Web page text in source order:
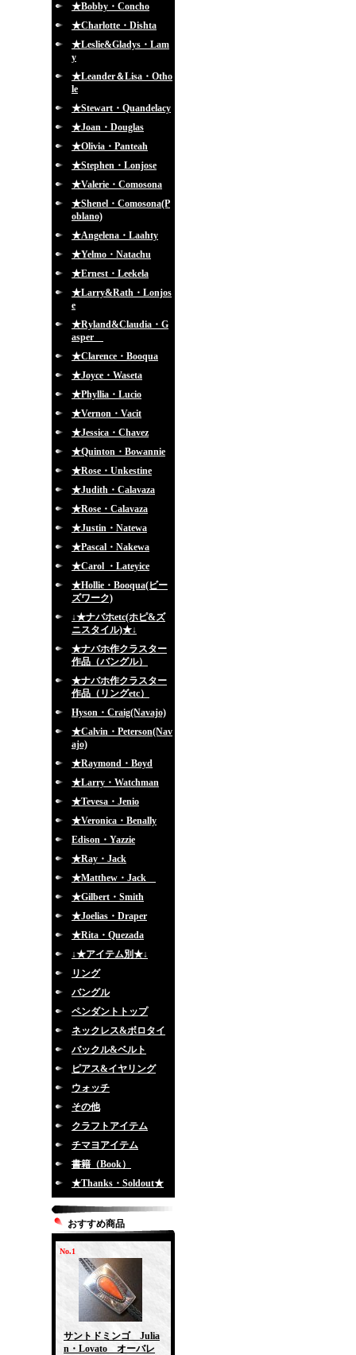
★Bobby・Concho
★Charlotte・Dishta
★Leslie&Gladys・Lam
y
★Leander＆Lisa・Otho
le
★Stewart・Quandelacy
★Joan・Douglas
★Olivia・Panteah
★Stephen・Lonjose
★Valerie・Comosona
★Shenel・Comosona(P
oblano)
★Angelena・Laahty
★Yelmo・Natachu
★Ernest・Leekela
★Larry&Rath・Lonjos
e
★Ryland&Claudia・G
asper
★Clarence・Booqua
★Joyce・Waseta
★Phyllia・Lucio
★Vernon・Vacit
★Jessica・Chavez
★Quinton・Bowannie
★Rose・Unkestine
★Judith・Calavaza
★Rose・Calavaza
★Justin・Natewa
★Pascal・Nakewa
★Carol ・Lateyice
★Hollie・Booqua(ビー
ズワーク)
↓★ナバホetc(ホピ&ズ
ニスタイル)★↓
★ナバホ作クラスター
作品（バングル）
★ナバホ作クラスター
作品（リングetc）
Hyson・Craig(Navajo)
★Calvin・Peterson(Nav
ajo)
★Raymond・Boyd
★Larry・Watchman
★Tevesa・Jenio
★Veronica・Benally
Edison・Yazzie
★Ray・Jack
★Matthew・Jack
★Gilbert・Smith
★Joelias・Draper
★Rita・Quezada
↓★アイテム別★↓
リング
バングル
ペンダントトップ
ネックレス&ボロタイ
バックル&ベルト
ピアス&イヤリング
ウォッチ
その他
クラフトアイテム
チマヨアイテム
書籍（Book）
★Thanks・Soldout★
おすすめ商品
No.1
サントドミンゴ Julia
n・Lovato オーバレ